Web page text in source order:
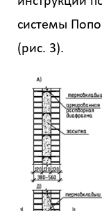
системы
(рис. 3).